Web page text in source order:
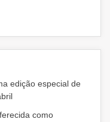
edição especial de
como